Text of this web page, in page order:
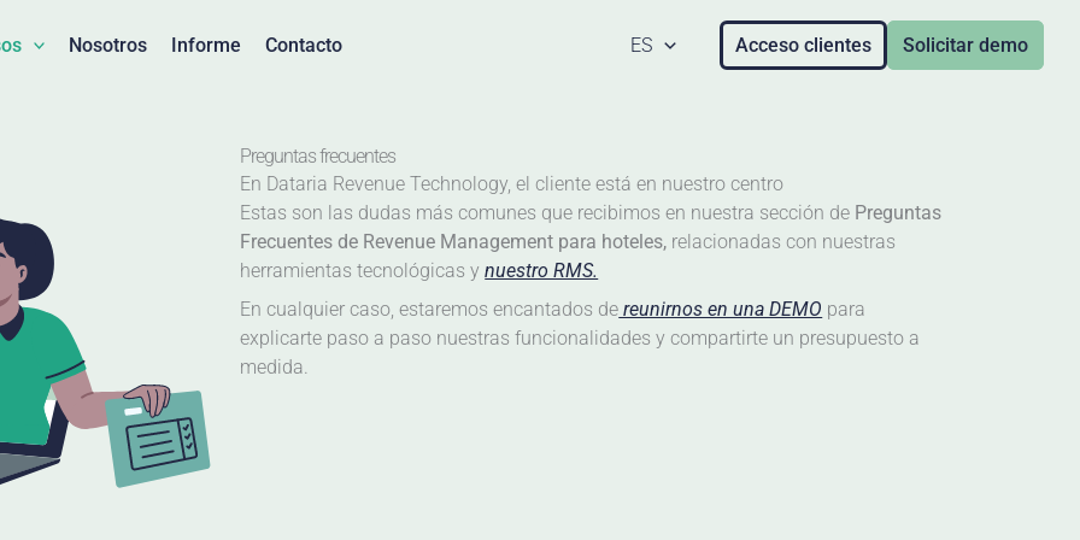
Nosotros Informe Contacto ES Acceso clientes Solicitar demo
Preguntas frecuentes
En Dataria Revenue Technology, el cliente está en nuestro centro​
Estas son las dudas más comunes que recibimos en nuestra sección de Preguntas
Frecuentes de Revenue Management para hoteles, relacionadas con nuestras
herramientas tecnológicas ynuestro RMS.
En cualquier caso, estaremos encantados de reunirnos en una DEMO para
explicarte paso a paso nuestras funcionalidades y compartirte un presupuesto a
medida.